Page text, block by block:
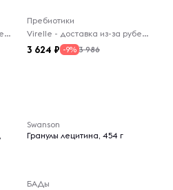
Virelle - доставка из-за рубежа
Пребиотики
Virelle - доставка из-за рубежа
3 624 -9% 3 986
Swanson
Гранулы лецитина, 454 г
БАДы